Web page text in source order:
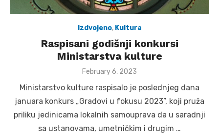
Izdvojeno, Kultura
Raspisani godišnji konkursi
Ministarstva kulture
Posted
February 6, 2023
Ministarstvo kulture raspisalo je poslednjeg dana
januara konkurs „Gradovi u fokusu 2023”, koji pruža
priliku jedinicama lokalnih samouprava da u saradnji
sa ustanovama, umetničkim i drugim …